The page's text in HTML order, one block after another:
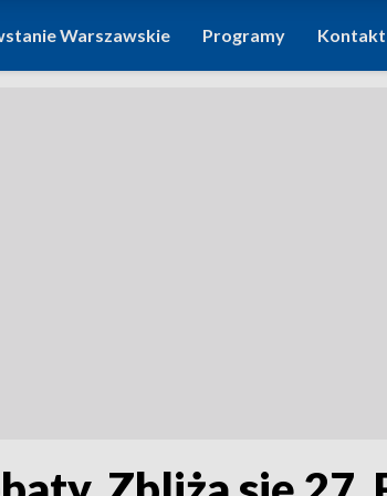
Warszawskie Programy Kontakt